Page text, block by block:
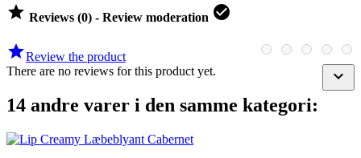
 Reviews (0) - Review moderation 
Review the product

There are no reviews for this product yet.
14 andre varer i den samme kategori: